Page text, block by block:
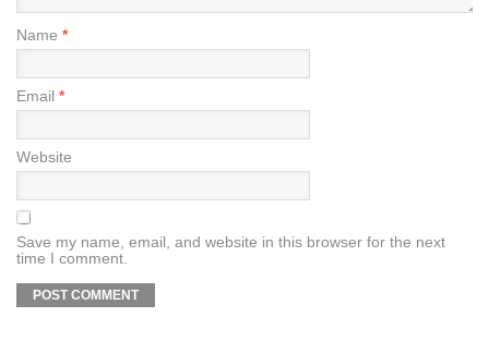
Name *
Email *
Website
Save my name, email, and website in this browser for the next
time I comment.